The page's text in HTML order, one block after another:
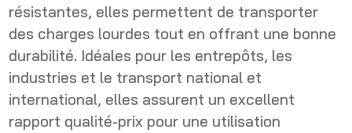
résistantes, elles permettent de transporter
des charges lourdes tout en offrant une bonne
durabilité. Idéales pour les entrepôts, les
industries et le transport national et
international, elles assurent un excellent
rapport qualité-prix pour une utilisation